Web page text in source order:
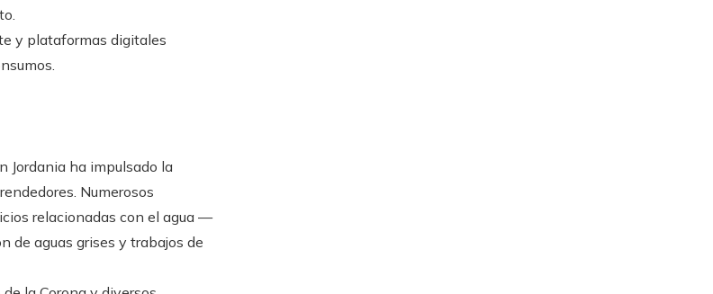
y plataformas digitales
Jordania ha impulsado la
Numerosos
relacionadas con el agua —
de aguas grises y trabajos de